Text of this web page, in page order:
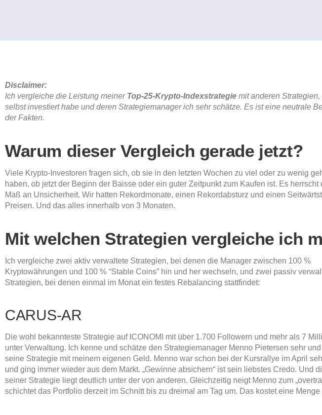
Disclaimer:
Ich vergleiche die Leistung meiner Top-25-Krypto-Indexstrategie mit anderen
selbst investiert habe und deren Strategiemanager ich sehr schätze. Es ist eine neutrale
der Fakten.
Warum dieser Vergleich gerade jetzt?
Viele Krypto-Investoren fragen sich, ob sie in den letzten Wochen zu viel oder zu wenig
haben, ob jetzt der Beginn der Baisse oder ein guter Zeitpunkt zum Kaufen ist. Es herrscht
Maß an Unsicherheit. Wir hatten Rekordmonate, einen Rekordabsturz und einen
Preisen. Und das alles innerhalb von 3 Monaten.
Mit welchen Strategien vergleiche ich
Ich vergleiche zwei aktiv verwaltete Strategien, bei denen die Manager zwischen 100 %
Kryptowährungen und 100 % “Stable Coins” hin und her wechseln, und zwei passiv
Strategien, bei denen einmal im Monat ein festes Rebalancing stattfindet:
CARUS-AR
Die wohl bekannteste Strategie auf ICONOMI mit über 1.700 Followern und mehr als 7
unter Verwaltung. Ich kenne und schätze den Strategiemanager Menno Pietersen sehr
seine Strategie mit meinem eigenen Geld. Menno war schon bei der Kursrallye im April
und ging immer wieder aus dem Markt. „Gewinne absichern“ ist sein liebstes Credo. Und
seiner Strategie liegt deutlich unter der von anderen. Gleichzeitig neigt Menno zum
schichtet das Portfolio derzeit im Schnitt bis zu dreimal am Tag um. Das kostet eine Menge